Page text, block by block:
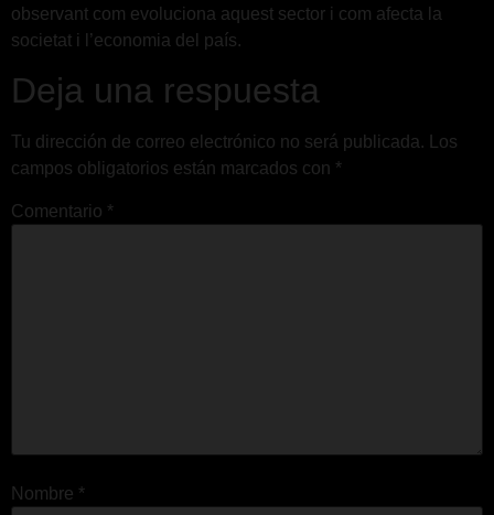
observant com evoluciona aquest sector i com afecta la
societat i l’economia del país.
Deja una respuesta
Tu dirección de correo electrónico no será publicada.
Los
campos obligatorios están marcados con *
Comentario *
Nombre *